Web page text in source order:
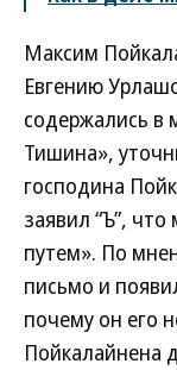
Максим
Евгению
содержались в
Тишина»,
господина
заявил “Ъ”,
путем». По
письмо и
почему он его
Пойкалайнена